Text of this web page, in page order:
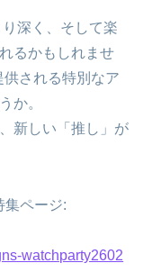
深く、そして楽
るかもしれませ
される特別なア
か。
新しい「推し」が
集ページ:
watchparty2602